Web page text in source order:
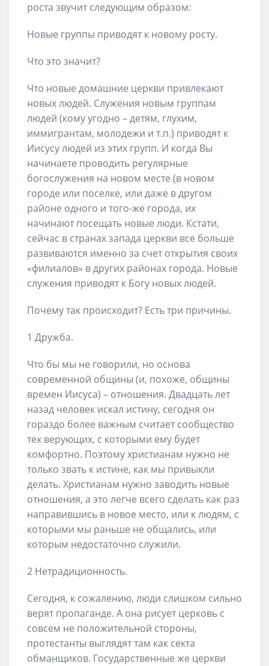
роста звучит следующим образом:
Новые группы приводят к новому росту.
Что это значит?
Что новые домашние церкви привлекают
новых людей. Служения новым группам
людей (кому угодно – детям, глухим,
иммигрантам, молодежи и т.п.) приводят к
Иисусу людей из этих групп. И когда Вы
начинаете проводить регулярные
богослужения на новом месте (в новом
городе или поселке, или даже в другом
районе одного и того-же города, их
начинают посещать новые люди. Кстати,
сейчас в странах запада церкви все больше
развиваются именно за счет открытия своих
«филиалов» в других районах города. Новые
служения приводят к Богу новых людей.
Почему так происходит? Есть три причины.
1 Дружба.
Что бы мы не говорили, но основа
современной общины (и, похоже, общины
времен Иисуса) – отношения. Двадцать лет
назад человек искал истину, сегодня он
гораздо более важным считает сообщество
тех верующих, с которыми ему будет
комфортно. Поэтому христианам нужно не
только звать к истине, как мы привыкли
делать. Христианам нужно заводить новые
отношения, а это легче всего сделать как раз
направившись в новое место, или к людям, с
которыми мы раньше не общались, или
которым недостаточно служили.
2 Нетрадиционность.
Сегодня, к сожалению, люди слишком сильно
верят пропаганде. А она рисует церковь с
совсем не положительной стороны,
протестанты выглядят там как секта
обманщиков. Государственные же церкви